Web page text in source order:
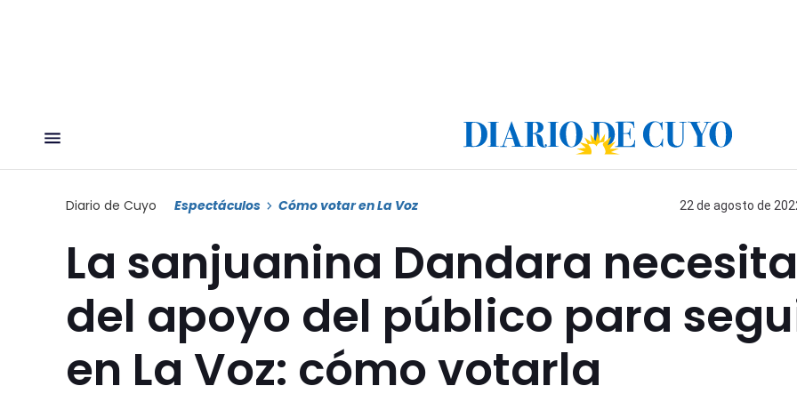
Diario de Cuyo Espectáculos Cómo votar en La Voz 22 de agosto de
La sanjuanina Dandara necesita
del apoyo del público para
en La Voz: cómo votarla